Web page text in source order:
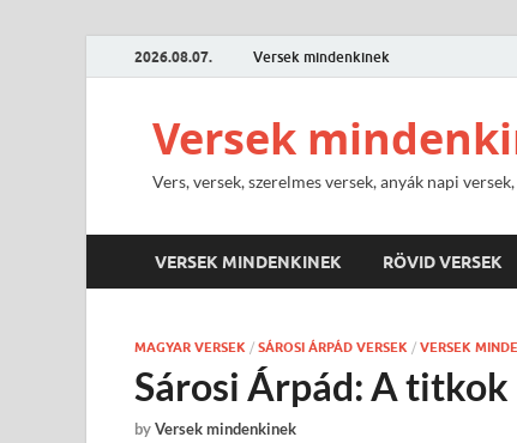
2026.08.07. Versek mindenkinek
Versek
Vers, versek, szerelmes versek, anyák napi
VERSEK MINDENKINEK RÖVID VERSEK
MAGYAR VERSEK / SÁROSI ÁRPÁD VERSEK / VERSEK
Sárosi Árpád: A titkok
byVersek mindenkinek